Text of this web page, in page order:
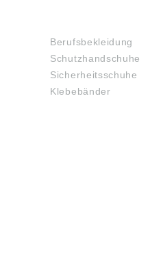
Berufsbekleidung
Schutzhandschuhe
Sicherheitsschuhe
Klebebänder